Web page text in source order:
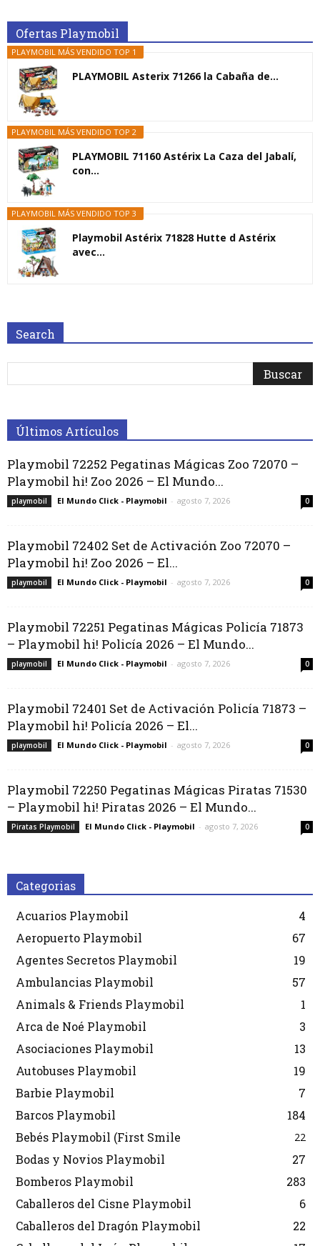
Ofertas Playmobil
PLAYMOBIL MÁS VENDIDO TOP 1
PLAYMOBIL Asterix 71266 la Cabaña de...
PLAYMOBIL MÁS VENDIDO TOP 2
PLAYMOBIL 71160 Astérix La Caza del Jabalí,
con...
PLAYMOBIL MÁS VENDIDO TOP 3
Playmobil Astérix 71828 Hutte d Astérix
avec...
Search
Últimos Artículos
Playmobil 72252 Pegatinas Mágicas Zoo 72070 –
Playmobil hi! Zoo 2026 – El Mundo...
playmobil El Mundo Click - Playmobil - agosto 7, 2026 0
Playmobil 72402 Set de Activación Zoo 72070 –
Playmobil hi! Zoo 2026 – El...
playmobil El Mundo Click - Playmobil - agosto 7, 2026 0
Playmobil 72251 Pegatinas Mágicas Policía 71873
– Playmobil hi! Policía 2026 – El Mundo...
playmobil El Mundo Click - Playmobil - agosto 7, 2026 0
Playmobil 72401 Set de Activación Policía 71873 –
Playmobil hi! Policía 2026 – El...
playmobil El Mundo Click - Playmobil - agosto 7, 2026 0
Playmobil 72250 Pegatinas Mágicas Piratas 71530
– Playmobil hi! Piratas 2026 – El Mundo...
Piratas Playmobil El Mundo Click - Playmobil - agosto 7, 2026 0
Categorias
Acuarios Playmobil
4
Aeropuerto Playmobil
67
Agentes Secretos Playmobil
19
Ambulancias Playmobil
57
Animals & Friends Playmobil
1
Arca de Noé Playmobil
3
Asociaciones Playmobil
13
Autobuses Playmobil
19
Barbie Playmobil
7
Barcos Playmobil
184
Bebés Playmobil (First Smile
22
Bodas y Novios Playmobil
27
Bomberos Playmobil
283
Caballeros del Cisne Playmobil
6
Caballeros del Dragón Playmobil
22